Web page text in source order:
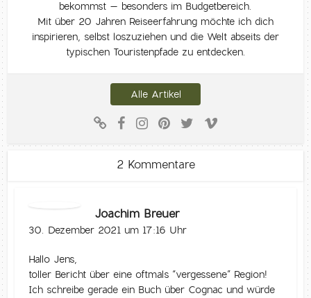
bekommst – besonders im Budgetbereich.
Mit über 20 Jahren Reiseerfahrung möchte ich dich
inspirieren, selbst loszuziehen und die Welt abseits der
typischen Touristenpfade zu entdecken.
Alle Artikel
2 Kommentare
Joachim Breuer
30. Dezember 2021 um 17:16 Uhr
Hallo Jens,
toller Bericht über eine oftmals “vergessene” Region!
Ich schreibe gerade ein Buch über Cognac und würde